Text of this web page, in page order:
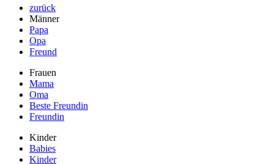
zurück
Männer
Papa
Opa
Freund
Frauen
Mama
Oma
Beste Freundin
Freundin
Kinder
Babies
Kinder